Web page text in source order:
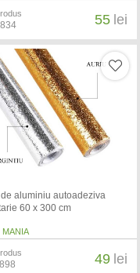
55 lei
de aluminiu autoadeziva
60 x 300 cm
MANIA
49 lei